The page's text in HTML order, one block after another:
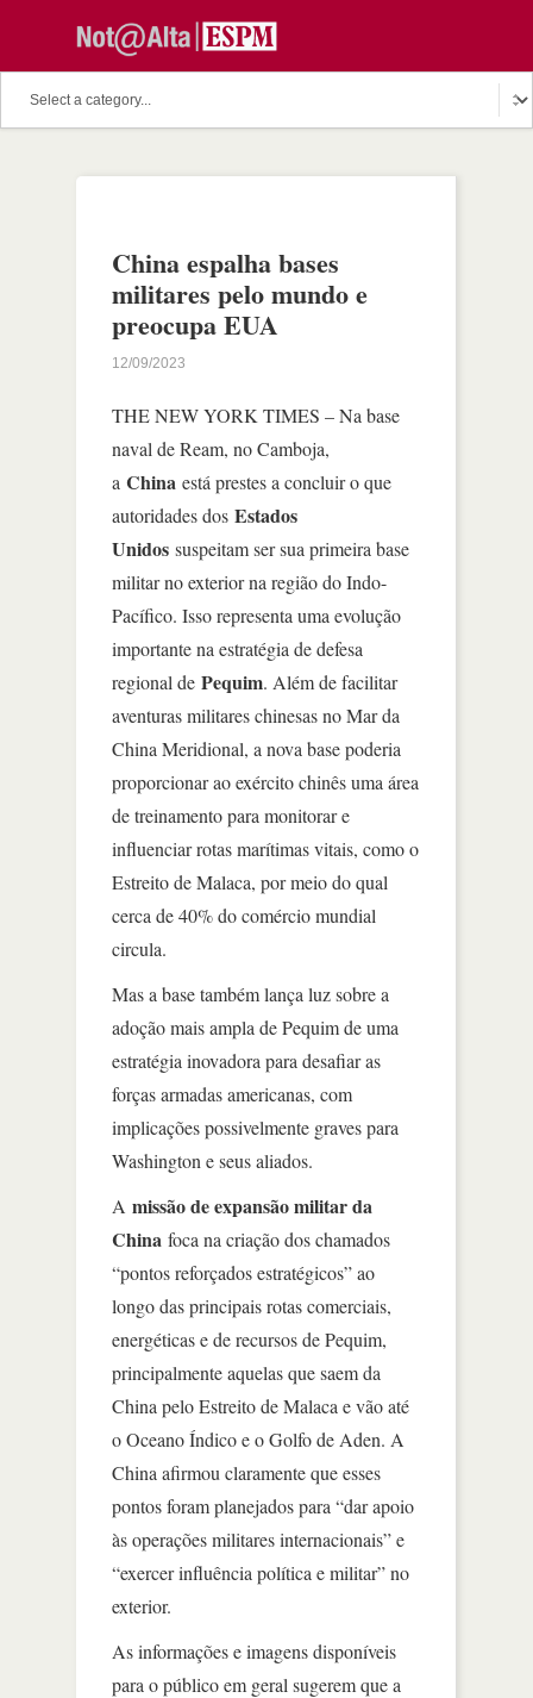
China espalha bases
militares pelo mundo e
preocupa EUA
12/09/2023
THE NEW YORK TIMES – Na base
naval de Ream, no Camboja,
a China está prestes a concluir o que
autoridades dos Estados
Unidos suspeitam ser sua primeira base
militar no exterior na região do Indo-
Pacífico. Isso representa uma evolução
importante na estratégia de defesa
regional de Pequim. Além de facilitar
aventuras militares chinesas no Mar da
China Meridional, a nova base poderia
proporcionar ao exército chinês uma área
de treinamento para monitorar e
influenciar rotas marítimas vitais, como o
Estreito de Malaca, por meio do qual
cerca de 40% do comércio mundial
circula.
Mas a base também lança luz sobre a
adoção mais ampla de Pequim de uma
estratégia inovadora para desafiar as
forças armadas americanas, com
implicações possivelmente graves para
Washington e seus aliados.
A missão de expansão militar da
China foca na criação dos chamados
“pontos reforçados estratégicos” ao
longo das principais rotas comerciais,
energéticas e de recursos de Pequim,
principalmente aquelas que saem da
China pelo Estreito de Malaca e vão até
o Oceano Índico e o Golfo de Aden. A
China afirmou claramente que esses
pontos foram planejados para “dar apoio
às operações militares internacionais” e
“exercer influência política e militar” no
exterior.
As informações e imagens disponíveis
para o público em geral sugerem que a